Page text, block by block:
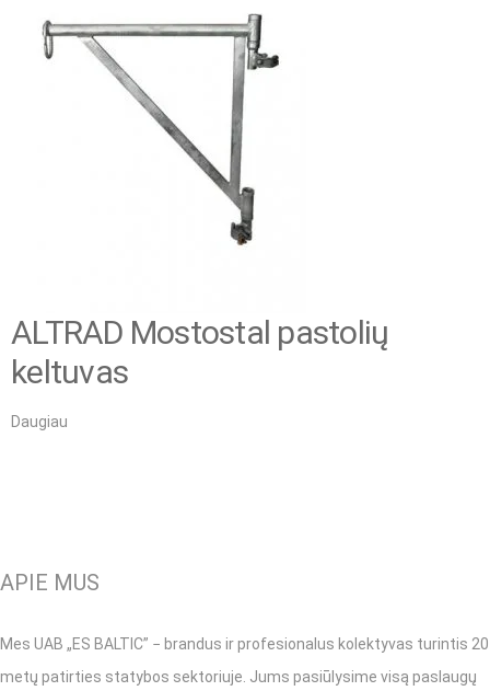
ALTRAD Mostostal pastolių
keltuvas
Daugiau
APIE MUS
Mes UAB „ES BALTIC” − brandus ir profesionalus kolektyvas turintis 20
metų patirties statybos sektoriuje. Jums pasiūlysime visą paslaugų